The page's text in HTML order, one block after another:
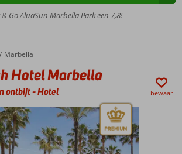
& Go AluaSun Marbella Park een 7,8!
Marbella
Hotel Marbella
ontbijt-Hotel bewaar